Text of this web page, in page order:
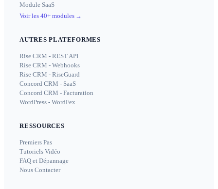
Module SaaS
Voir les 40+ modules →
AUTRES PLATEFORMES
Rise CRM - REST API
Rise CRM - Webhooks
Rise CRM - RiseGuard
Concord CRM - SaaS
Concord CRM - Facturation
WordPress - WordFex
RESSOURCES
Premiers Pas
Tutoriels Vidéo
FAQ et Dépannage
Nous Contacter